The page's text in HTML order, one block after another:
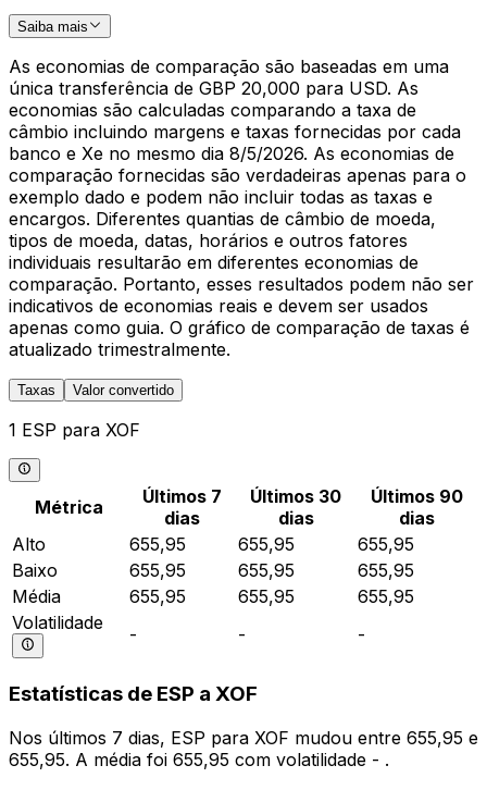
Saiba mais
As economias de comparação são baseadas em uma
única transferência de GBP 20,000 para USD. As
economias são calculadas comparando a taxa de
câmbio incluindo margens e taxas fornecidas por cada
banco e Xe no mesmo dia 8/5/2026. As economias de
comparação fornecidas são verdadeiras apenas para o
exemplo dado e podem não incluir todas as taxas e
encargos. Diferentes quantias de câmbio de moeda,
tipos de moeda, datas, horários e outros fatores
individuais resultarão em diferentes economias de
comparação. Portanto, esses resultados podem não ser
indicativos de economias reais e devem ser usados
apenas como guia. O gráfico de comparação de taxas é
atualizado trimestralmente.
Taxas Valor convertido
1 ESP para XOF
Métrica
Últimos 7
dias
Últimos 30
dias
Últimos 90
dias
Alto
655,95 655,95
655,95
Baixo
655,95 655,95
655,95
Média
655,95 655,95
655,95
Volatilidade
- - -
Estatísticas de ESP a XOF
Nos últimos 7 dias, ESP para XOF mudou entre 655,95 e
655,95. A média foi 655,95 com volatilidade - .